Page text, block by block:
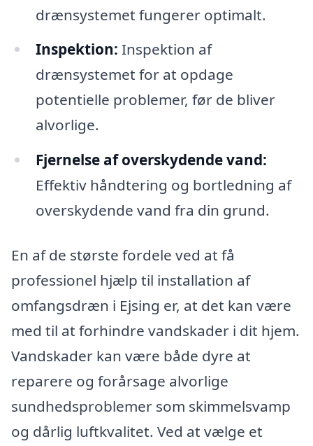
drænsystemet fungerer optimalt.
Inspektion: Inspektion af
drænsystemet for at opdage
potentielle problemer, før de bliver
alvorlige.
Fjernelse af overskydende vand:
Effektiv håndtering og bortledning af
overskydende vand fra din grund.
En af de største fordele ved at få
professionel hjælp til installation af
omfangsdræn i Ejsing er, at det kan være
med til at forhindre vandskader i dit hjem.
Vandskader kan være både dyre at
reparere og forårsage alvorlige
sundhedsproblemer som skimmelsvamp
og dårlig luftkvalitet. Ved at vælge et